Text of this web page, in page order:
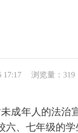
17:17 浏览量：319
年人的法治宣
六、七年级的